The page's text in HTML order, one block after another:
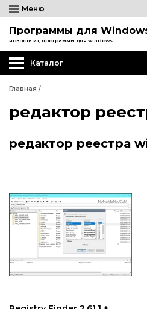
Меню
Программы для
новости ит, программы для windows
Каталог
Главная /
редактор
редактор реестра